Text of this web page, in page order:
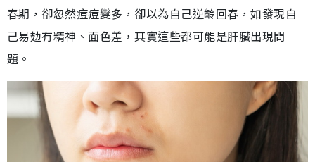
春期，卻忽然痘痘變多，卻以為自己逆齡回春，如發現自
己易攰冇精神、面色差，其實這些都可能是肝臟出現問
題。